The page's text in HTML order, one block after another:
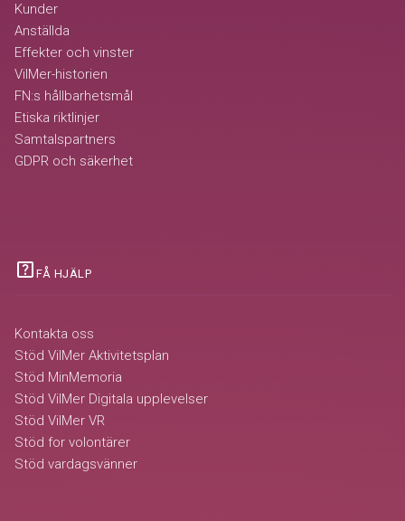
Kunder
Anställda
Effekter och vinster
VilMer-historien
FN:s hållbarhetsmål
Etiska riktlinjer
Samtalspartners
GDPR och säkerhet
help_center FÅ HJÄLP
Kontakta oss
Stöd VilMer Aktivitetsplan
Stöd MinMemoria
Stöd VilMer Digitala upplevelser
Stöd VilMer VR
Stöd for volontärer
Stöd vardagsvänner